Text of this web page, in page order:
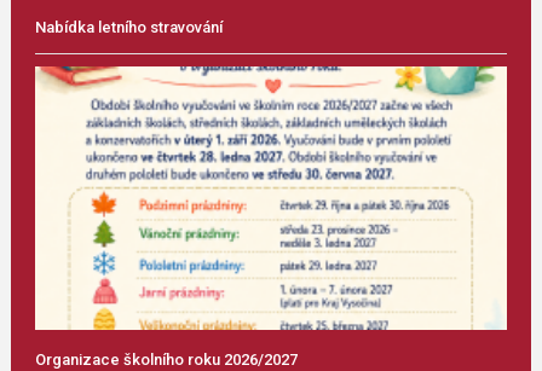
Nabídka letního stravování
Organizace školního roku 2026/2027